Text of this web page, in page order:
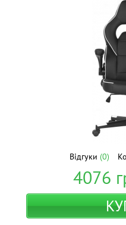
Відгуки (0)
4076